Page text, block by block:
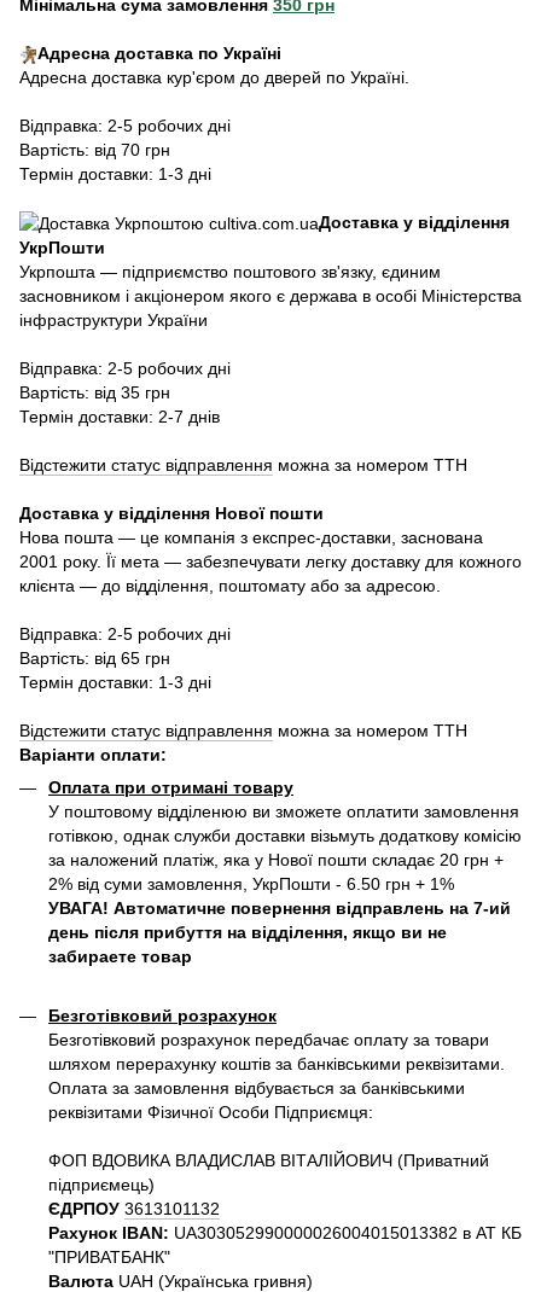
Мінімальна сума замовлення 350 грн
Адресна доставка по Україні
Адресна доставка кур'єром до дверей по Україні.
Відправка: 2-5 робочих дні
Вартість: від 70 грн
Термін доставки: 1-3 дні
Доставка у відділення
УкрПошти
Укрпошта — підприємство поштового зв'язку, єдиним
засновником і акціонером якого є держава в особі Міністерства
інфраструктури України
Відправка: 2-5 робочих дні
Вартість: від 35 грн
Термін доставки: 2-7 днів
Відстежити статус відправлення можна за номером ТТН
Доставка у відділення Нової пошти
Нова пошта — це компанія з експрес-доставки, заснована
2001 року. Її мета — забезпечувати легку доставку для кожного
клієнта — до відділення, поштомату або за адресою.
Відправка: 2-5 робочих дні
Вартість: від 65 грн
Термін доставки: 1-3 дні
Відстежити статус відправлення можна за номером ТТН
Варіанти оплати:
Оплата при отримані товару
У поштовому відділенюю ви зможете оплатити замовлення
готівкою, однак служби доставки візьмуть додаткову комісію
за наложений платіж, яка у Нової пошти складає 20 грн +
2% від суми замовлення, УкрПошти - 6.50 грн + 1%
УВАГА! Автоматичне повернення відправлень на 7-ий
день після прибуття на відділення, якщо ви не
забираете товар
Безготівковий розрахунок
Безготівковий розрахунок передбачає оплату за товари
шляхом перерахунку коштів за банківськими реквізитами.
Оплата за замовлення відбувається за банківськими
реквізитами Фізичної Особи Підприємця:
ФОП ВДОВИКА ВЛАДИСЛАВ ВІТАЛІЙОВИЧ (Приватний
пiдприємець)
ЄДРПОУ 3613101132
Рахунок IBAN: UA303052990000026004015013382 в АТ КБ
"ПРИВАТБАНК"
Валюта UAH (Українська гривня)